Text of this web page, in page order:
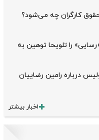
کارگران چه می‌شود؟
را تلویحا توهین به
درباره رامین رضاییان
اخبار بیشتر